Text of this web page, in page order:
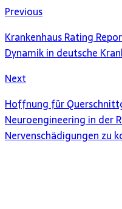
Previous
Krankenhaus Rating
Dynamik in deutsche
Next
Hoffnung für
Neuroengineering in der
Nervenschädigungen zu